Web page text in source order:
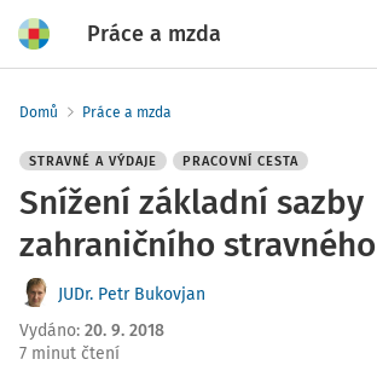
Práce a mzda
Domů Práce a mzda
STRAVNÉ A VÝDAJE PRACOVNÍ CESTA
Snížení základní sazby
zahraničního stravného
JUDr. Petr Bukovjan
Vydáno: 20. 9. 2018
7 minut čtení